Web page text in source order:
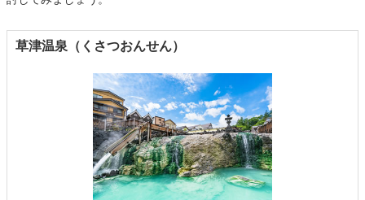
草津温泉（くさつおんせん）